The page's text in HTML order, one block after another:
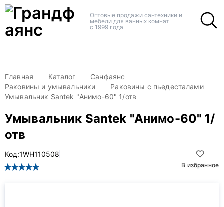
Оптовые продажи сантехники и
мебели для ванных комнат
с 1999 года
Главная Каталог
Санфаянс
Раковины и умывальники
Раковины с пьедесталами
Умывальник Santek "Анимо-60" 1/отв
Умывальник Santek "Анимо-60" 1/
отв
В избранное
Код:1WH110508